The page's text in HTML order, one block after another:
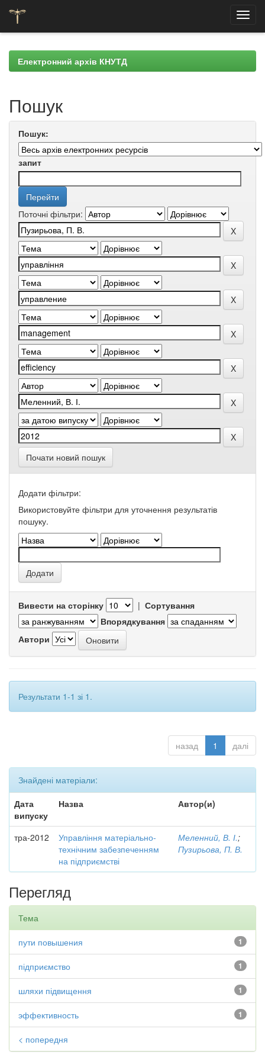
navigationЕлектронний архів КНУТД
Пошук
Пошук:
запит
Поточні фільтри:
Почати новий пошук
Додати фільтри:
Використовуйте фільтри для уточнення результатів
пошуку.
Вивести на сторінку | Сортування
Впорядкування
Автори
Результати 1-1 зі 1.
назад 1 далі
Знайдені матеріали:
Дата
випуску
Назва Автор(и)
тра-2012
Управління матеріально-
технічним забезпеченням
на підприємстві
Меленний, В. І.;
Пузирьова, П. В.
Перегляд
Тема
1
пути повышения
1
підприємство
1
шляхи підвищення
1
эффективность
< попередня